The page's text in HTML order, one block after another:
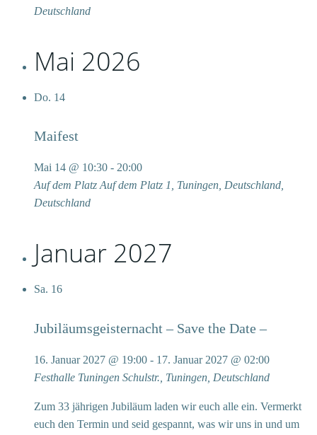
Deutschland
Mai 2026
Do. 14
Maifest
Mai 14 @ 10:30 - 20:00
Auf dem PlatzAuf dem Platz 1, Tuningen, Deutschland,
Deutschland
Januar 2027
Sa. 16
Jubiläumsgeisternacht – Save the Date –
16. Januar 2027 @ 19:00 - 17. Januar 2027 @ 02:00
Festhalle Tuningen Schulstr., Tuningen, Deutschland
Zum 33 jährigen Jubiläum laden wir euch alle ein. Vermerkt
euch den Termin und seid gespannt, was wir uns in und um